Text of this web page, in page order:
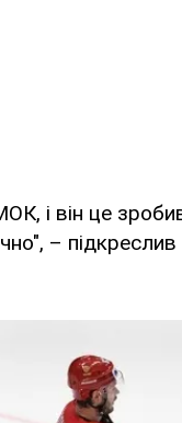
і він це
– підкреслив